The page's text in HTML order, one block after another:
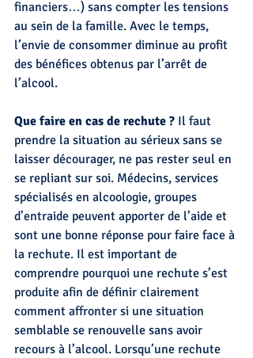
financiers…) sans compter les tensions
au sein de la famille. Avec le temps,
l’envie de consommer diminue au profit
des bénéfices obtenus par l’arrêt de
l’alcool.
Que faire en cas de rechute ? Il faut
prendre la situation au sérieux sans se
laisser décourager, ne pas rester seul en
se repliant sur soi. Médecins, services
spécialisés en alcoologie, groupes
d’entraide peuvent apporter de l’aide et
sont une bonne réponse pour faire face à
la rechute. Il est important de
comprendre pourquoi une rechute s’est
produite afin de définir clairement
comment affronter si une situation
semblable se renouvelle sans avoir
recours à l’alcool. Lorsqu’une rechute